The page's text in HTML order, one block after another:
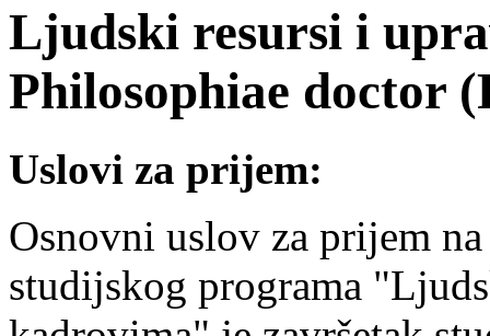
Ljudski resursi i
Philosophiae doctor
Uslovi za prijem:
Osnovni uslov za prijem
studijskog programa